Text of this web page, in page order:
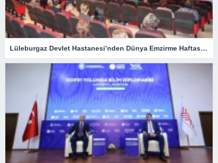
Lüleburgaz Devlet Hastanesi’nden Dünya Emzirme Haftası Katılımı